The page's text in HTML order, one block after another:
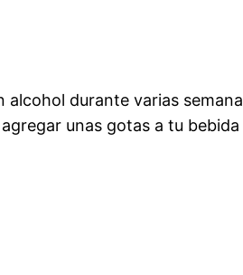
alcohol durante varias
unas gotas a tu